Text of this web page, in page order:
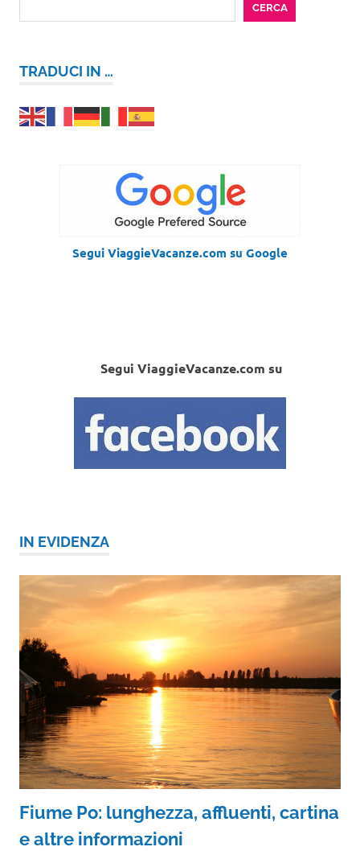
CERCA
TRADUCI IN …
Segui ViaggieVacanze.com su Google
Segui ViaggieVacanze.com su
IN EVIDENZA
Fiume Po: lunghezza, affluenti, cartina
e altre informazioni